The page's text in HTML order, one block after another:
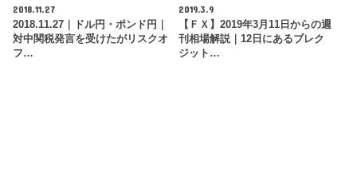
2018.11.27
2018.11.27｜ドル円・ポンド円｜
対中関税発言を受けたがリスクオ
フ…
2019.3.9
【ＦＸ】2019年3月11日からの週
刊相場解説｜12日にあるブレク
ジット…